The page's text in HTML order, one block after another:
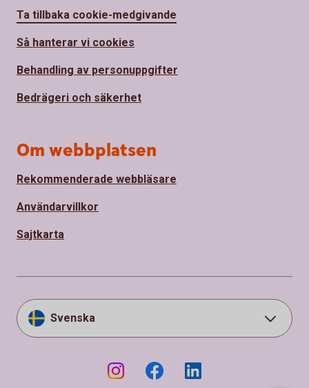
Ta tillbaka cookie-medgivande
Så hanterar vi cookies
Behandling av personuppgifter
Bedrägeri och säkerhet
Om webbplatsen
Rekommenderade webbläsare
Användarvillkor
Sajtkarta
Svenska